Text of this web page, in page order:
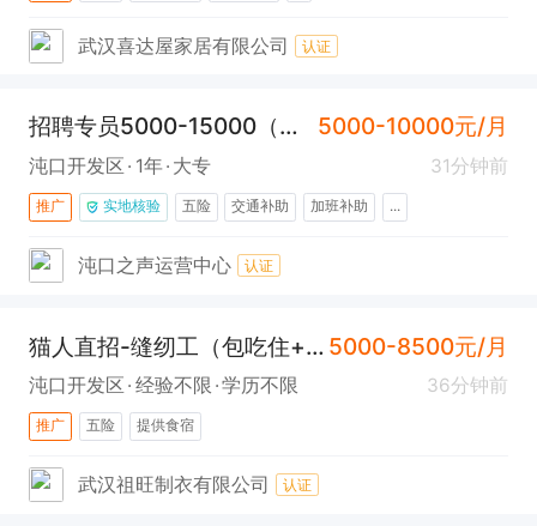
武汉喜达屋家居有限公司 认证
招聘专员5000-15000（离家近+氛围好+上升空间大) 5000-10000元/月
沌口开发区 1年 大专 31分钟前
推广 实地核验 五险 交通补助 加班补助 ...
沌口之声运营中心 认证
猫人直招-缝纫工（包吃住+五险） 5000-8500元/月
沌口开发区 经验不限 学历不限 36分钟前
推广 五险 提供食宿
武汉祖旺制衣有限公司 认证